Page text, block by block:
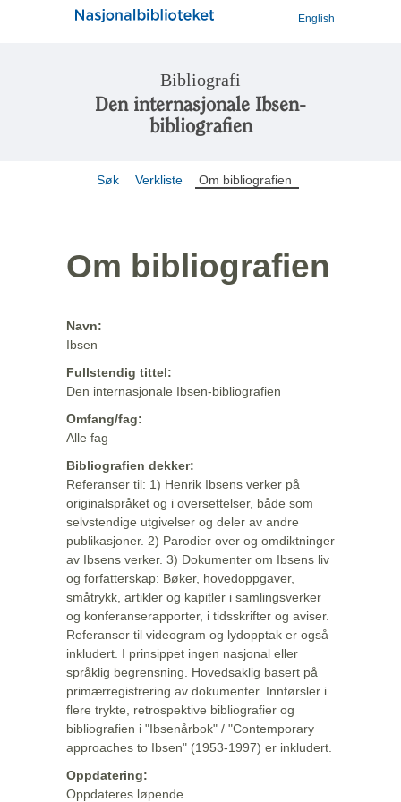
English
Bibliografi
Den internasjonale Ibsen-
bibliografien
Søk Verkliste Om bibliografien
Om bibliografien
Navn:
Ibsen
Fullstendig tittel:
Den internasjonale Ibsen-bibliografien
Omfang/fag:
Alle fag
Bibliografien dekker:
Referanser til: 1) Henrik Ibsens verker på
originalspråket og i oversettelser, både som
selvstendige utgivelser og deler av andre
publikasjoner. 2) Parodier over og omdiktninger
av Ibsens verker. 3) Dokumenter om Ibsens liv
og forfatterskap: Bøker, hovedoppgaver,
småtrykk, artikler og kapitler i samlingsverker
og konferanserapporter, i tidsskrifter og aviser.
Referanser til videogram og lydopptak er også
inkludert. I prinsippet ingen nasjonal eller
språklig begrensning. Hovedsaklig basert på
primærregistrering av dokumenter. Innførsler i
flere trykte, retrospektive bibliografier og
bibliografien i "Ibsenårbok" / "Contemporary
approaches to Ibsen" (1953-1997) er inkludert.
Oppdatering:
Oppdateres løpende